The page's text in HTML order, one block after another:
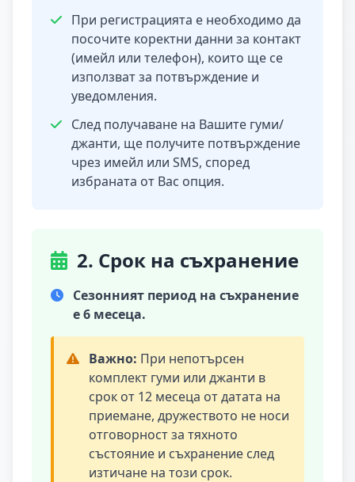
При регистрацията е необходимо да
посочите коректни данни за контакт
(имейл или телефон), които ще се
използват за потвърждение и
уведомления.
След получаване на Вашите гуми/
джанти, ще получите потвърждение
чрез имейл или SMS, според
избраната от Вас опция.
2. Срок на съхранение
Сезонният период на съхранение
е 6 месеца.
Важно: При непотърсен
комплект гуми или джанти в
срок от 12 месеца от датата на
приемане, дружеството не носи
отговорност за тяхното
състояние и съхранение след
изтичане на този срок.